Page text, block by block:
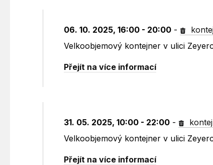
06. 10. 2025, 16:00 - 20:00 -
Velkoobjemový kontejner v ulici
Přejít na více informací
31. 05. 2025, 10:00 - 22:00 -
Velkoobjemový kontejner v ulici
Přejít na více informací